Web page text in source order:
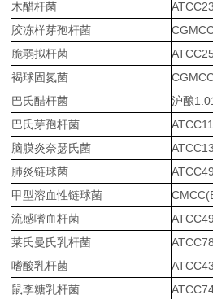
木醋杆菌
胶冻样芽孢杆菌
脆弱拟杆菌
褐球固氮菌
巴氏醋杆菌
沪酿
巴氏芽孢杆菌
脑膜炎奈瑟氏菌
肺炎链球菌
甲型溶血性链球菌
流感嗜血杆菌
莱氏曼氏乳杆菌
嗜酸乳杆菌
鼠李糖乳杆菌